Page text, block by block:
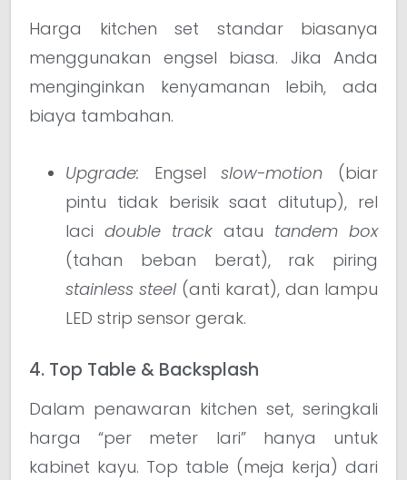
Harga kitchen set standar biasanya
menggunakan engsel biasa. Jika Anda
menginginkan kenyamanan lebih, ada
biaya tambahan.
Upgrade: Engselslow-motion (biar
pintu tidak berisik saat ditutup), rel
laci double track atau tandem box
(tahan beban berat), rak piring
stainless steel (anti karat), dan lampu
LED strip sensor gerak.
4. Top Table & Backsplash
Dalam penawaran kitchen set, seringkali
harga “per meter lari” hanya untuk
kabinet kayu. Top table (meja kerja) dari